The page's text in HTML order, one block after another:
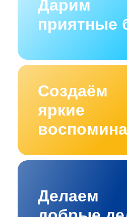
Дарим
приятные
Создаём
яркие
Делаем